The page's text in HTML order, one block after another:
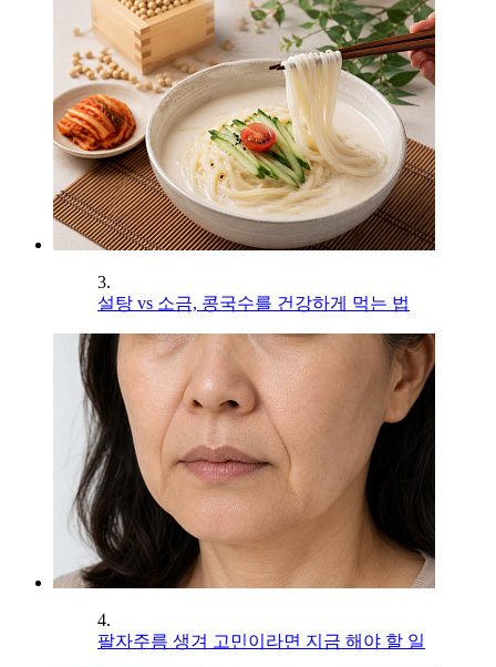
3.
설탕 vs 소금, 콩국수를 건강하게 먹는 법
4.
팔자주름 생겨 고민이라면 지금 해야 할 일